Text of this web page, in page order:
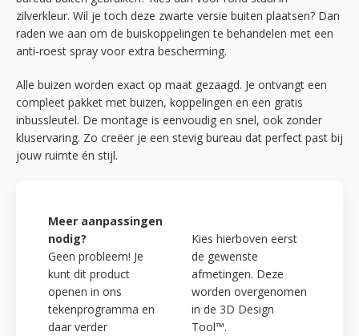
zilverkleur. Wil je toch deze zwarte versie buiten plaatsen? Dan
raden we aan om de buiskoppelingen te behandelen met een
anti-roest spray voor extra bescherming.
Alle buizen worden exact op maat gezaagd. Je ontvangt een
compleet pakket met buizen, koppelingen en een gratis
inbussleutel. De montage is eenvoudig en snel, ook zonder
kluservaring. Zo creëer je een stevig bureau dat perfect past bij
jouw ruimte én stijl.
Meer aanpassingen
nodig?
Geen probleem! Je
kunt dit product
openen in ons
tekenprogramma en
daar verder
Kies hierboven eerst
de gewenste
afmetingen. Deze
worden overgenomen
in de 3D Design
Tool™.